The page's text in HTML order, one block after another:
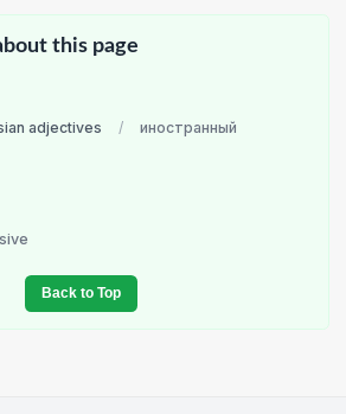
this page
adjectives / иностранный
Back to Top